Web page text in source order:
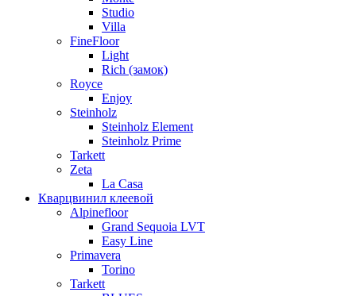
Studio
Villa
FineFloor
Light
Rich (замок)
Royce
Enjoy
Steinholz
Steinholz Element
Steinholz Prime
Tarkett
Zeta
La Casa
Кварцвинил клеевой
Alpinefloor
Grand Sequoia LVT
Easy Line
Primavera
Torino
Tarkett